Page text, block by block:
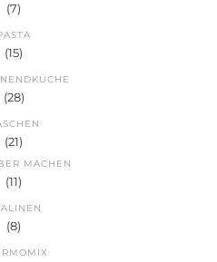
(7)
(15)
(28)
(21)
MACHEN
(11)
(8)